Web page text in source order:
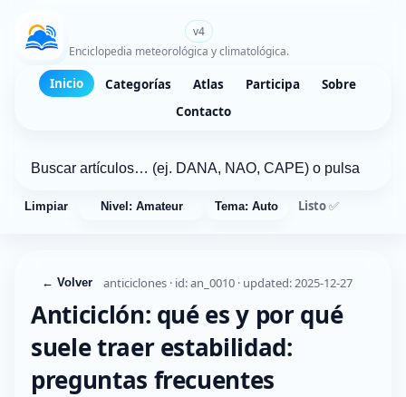
v4
Enciclopedia meteorológica y climatológica.
Inicio Categorías Atlas Participa
Sobre
Contacto
Limpiar Nivel: Amateur Tema: Auto Listo ✅
← Volver anticiclones · id: an_0010 · updated: 2025-12-27
Anticiclón: qué es y por qué
suele traer estabilidad:
preguntas frecuentes